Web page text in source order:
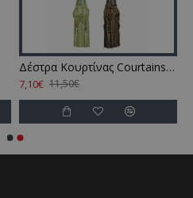
Δέστρα Κουρτίνας Courtains Accessories 761 Viopros 1Τεμ
7,10€ 11,50€